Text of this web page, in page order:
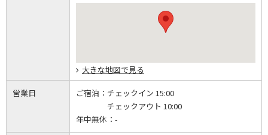
大きな地図で見る
営業日 ご宿泊： チェックイン 15:00
チェックアウト 10:00
年中無休： -